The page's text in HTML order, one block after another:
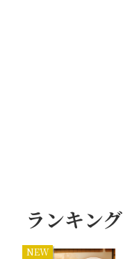
ランキング
NEW